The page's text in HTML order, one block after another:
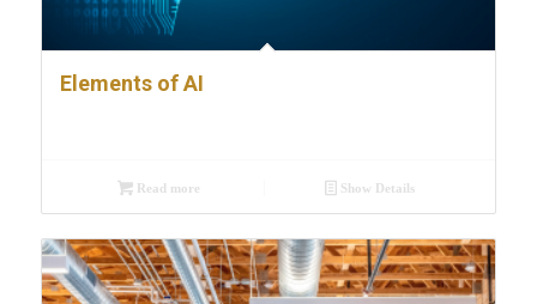
Elements of AI
Read more Show Details